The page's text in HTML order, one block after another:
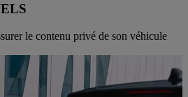
le contenu privé de son véhicule